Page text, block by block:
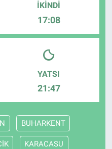
İKINDI
17:08
YATSI
21:47
BUHARKENT
KARACASU